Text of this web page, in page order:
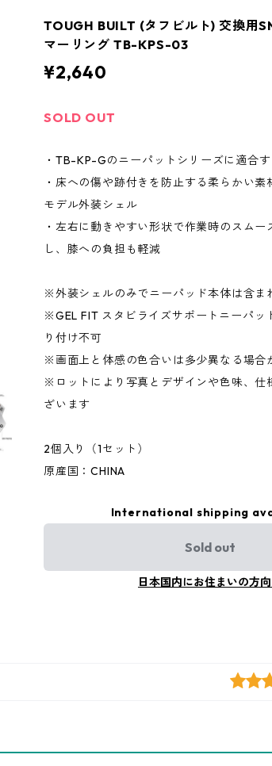
TOUGH BUILT (タフビルト) 交換用
マーリング TB-KPS-03
¥2,640
SOLD OUT
・TB-KP-Gのニーパットシリーズに適合
・床への傷や跡付きを防止する柔らかい
モデル外装シェル
・左右に動きやすい形状で作業時のスムー
し、膝への負担も軽減
※外装シェルのみでニーパッド本体は含ま
※GEL FIT スタビライズサポートニーパ
り付け不可
※画面上と体感の色合いは多少異なる場合
※ロットにより写真とデザインや色味、仕
ざいます
2個入り（1セット）
原産国：CHINA
International shipping
Sold out
日本国内にお住まいの方